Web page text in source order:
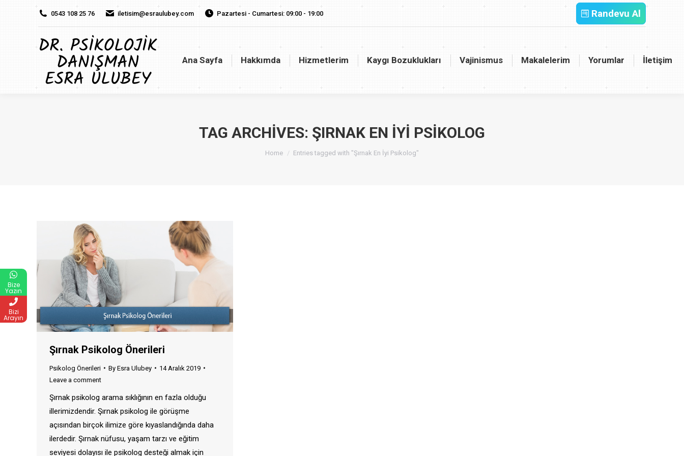
0543 108 25 76 iletisim@esraulubey.com Pazartesi - Cumartesi: 09:00 - 19:00 Randevu Al
Ana Sayfa Hakkımda Hizmetlerim Kaygı Bozuklukları Vajinismus Makalelerim Yorumlar İletişim
TAG ARCHIVES: ŞIRNAK EN İYI PSIKOLOG
You are here:
Home Entries tagged with "Şırnak En İyi Psikolog"
Şırnak Psikolog Önerileri
Psikolog Önerileri By Esra Ulubey
14 Aralık 2019
Leave a comment
Şırnak psikolog arama sıklığının en fazla olduğu
illerimizdendir. Şırnak psikolog ile görüşme
açısından birçok ilimize göre kıyaslandığında daha
ilerdedir. Şırnak nüfusu, yaşam tarzı ve eğitim
seviyesi dolayısı ile psikolog desteği almak için
Bize
Yazın
Bizi
Arayın
Ana Sayfa Yorumlar İletişim